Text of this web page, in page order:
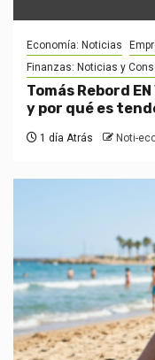
Economía: Noticias
Finanzas: Noticias y
Tomás Rebord
y por qué es
1 día Atrás Noti-